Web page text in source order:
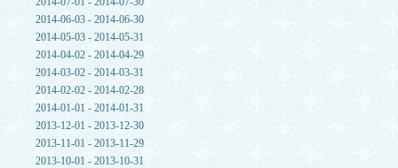
2014-06-03 - 2014-06-30
2014-05-03 - 2014-05-31
2014-04-02 - 2014-04-29
2014-03-02 - 2014-03-31
2014-02-02 - 2014-02-28
2014-01-01 - 2014-01-31
2013-12-01 - 2013-12-30
2013-11-01 - 2013-11-29
2013-10-01 - 2013-10-31